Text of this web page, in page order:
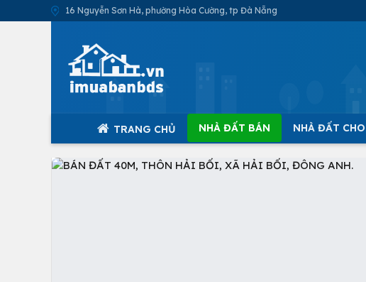
16 Nguyễn Sơn Hà, phường Hòa Cường, tp Đà Nẵng
TRANG CHỦ NHÀ ĐẤT BÁN NHÀ ĐẤT